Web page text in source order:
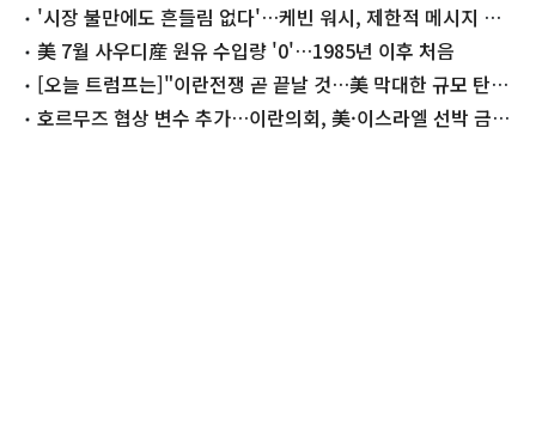
'시장 불만에도 흔들림 없다'…케빈 워시, 제한적 메시지 고
수할 듯
美 7월 사우디産 원유 수입량 '0'…1985년 이후 처음
[오늘 트럼프는]"이란전쟁 곧 끝날 것…美 막대한 규모 탄약
보유"
호르무즈 협상 변수 추가…이란의회, 美·이스라엘 선박 금지